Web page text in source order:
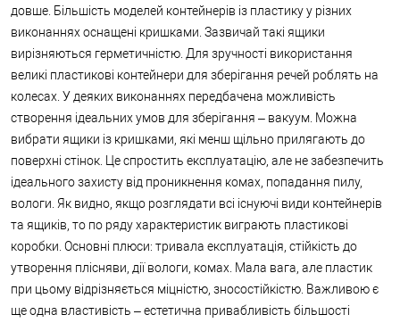
довше. Більшість моделей контейнерів із пластику у різних
виконаннях оснащені кришками. Зазвичай такі ящики
вирізняються герметичністю. Для зручності використання
великі пластикові контейнери для зберігання речей роблять на
колесах. У деяких виконаннях передбачена можливість
створення ідеальних умов для зберігання – вакуум. Можна
вибрати ящики із кришками, які менш щільно прилягають до
поверхні стінок. Це спростить експлуатацію, але не забезпечить
ідеального захисту від проникнення комах, попадання пилу,
вологи. Як видно, якщо розглядати всі існуючі види контейнерів
та ящиків, то по ряду характеристик виграють пластикові
коробки. Основні плюси: тривала експлуатація, стійкість до
утворення плісняви, дії вологи, комах. Мала вага, але пластик
при цьому відрізняється міцністю, зносостійкістю. Важливою є
ще одна властивість – естетична привабливість більшості